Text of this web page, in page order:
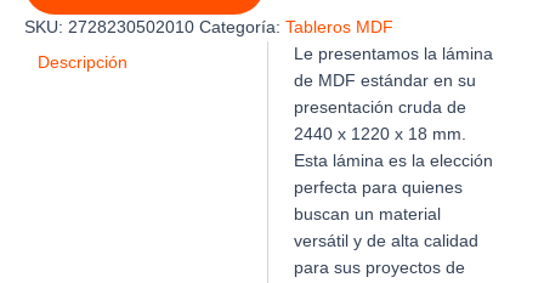
2440
X
1220
SKU: 2728230502010 Categoría: Tableros MDF
Descripción
Le presentamos la lámina
de MDF estándar en su
presentación cruda de
2440 x 1220 x 18 mm.
Esta lámina es la elección
perfecta para quienes
buscan un material
versátil y de alta calidad
para sus proyectos de